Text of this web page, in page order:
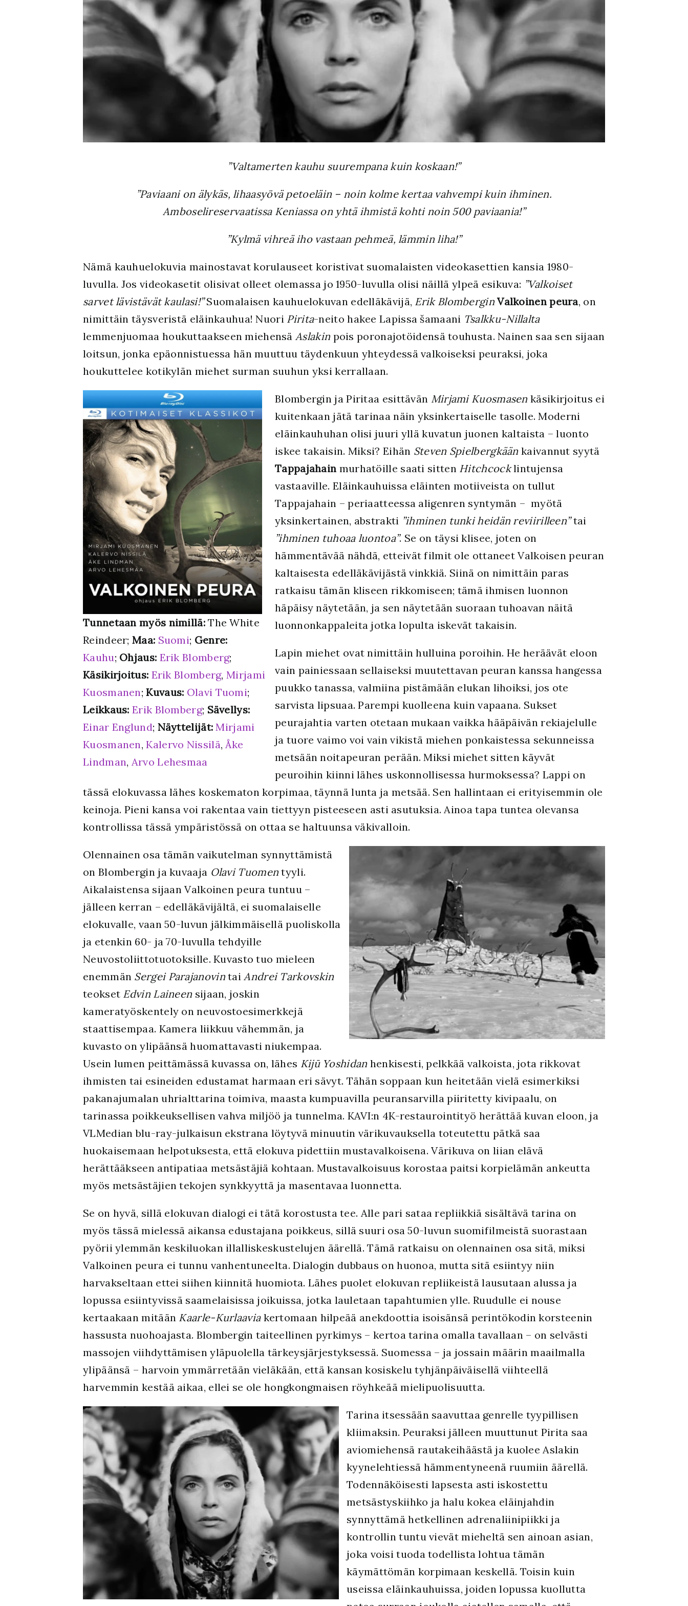
”Valtamerten kauhu suurempana kuin koskaan!”
”Paviaani on älykäs, lihaasyövä petoeläin – noin kolme kertaa vahvempi kuin ihminen.
Amboselireservaatissa Keniassa on yhtä ihmistä kohti noin 500 paviaania!”
”Kylmä vihreä iho vastaan pehmeä, lämmin liha!”
Nämä kauhuelokuvia mainostavat korulauseet koristivat suomalaisten videokasettien kansia 1980-
luvulla. Jos videokasetit olisivat olleet olemassa jo 1950-luvulla olisi näillä ylpeä esikuva: ”Valkoiset
sarvet lävistävät kaulasi!”Suomalaisen kauhuelokuvan edelläkävijä, Erik Blombergin Valkoinen peura, on
nimittäin täysveristä eläinkauhua! Nuori Pirita-neito hakee Lapissa šamaani Tsalkku-Nillalta
lemmenjuomaa houkuttaakseen miehensä Aslakin pois poronajotöidensä touhusta. Nainen saa sen sijaan
loitsun, jonka epäonnistuessa hän muuttuu täydenkuun yhteydessä valkoiseksi peuraksi, joka
houkuttelee kotikylän miehet surman suuhun yksi kerrallaan.
Tunnetaan myös nimillä:The White
Reindeer;Maa: Suomi; Genre:
Kauhu; Ohjaus: Erik Blomberg;
Käsikirjoitus: Erik Blomberg,Mirjami
Kuosmanen;Kuvaus: Olavi Tuomi;
Leikkaus: Erik Blomberg; Sävellys:
Einar Englund; Näyttelijät:Mirjami
Kuosmanen,Kalervo Nissilä,Åke
Lindman, Arvo Lehesmaa
Blombergin ja Piritaa esittävän Mirjami Kuosmasen käsikirjoitus ei
kuitenkaan jätä tarinaa näin yksinkertaiselle tasolle. Moderni
eläinkauhuhan olisi juuri yllä kuvatun juonen kaltaista – luonto
iskee takaisin. Miksi? Eihän Steven Spielbergkään kaivannut syytä
Tappajahain murhatöille saati sitten Hitchcocklintujensa
vastaaville. Eläinkauhuissa eläinten motiiveista on tullut
Tappajahain – periaatteessa aligenren syntymän – myötä
yksinkertainen, abstrakti ”ihminen tunki heidän reviirilleen”tai
”ihminen tuhoaa luontoa”. Se on täysi klisee, joten on
hämmentävää nähdä, etteivät filmit ole ottaneet Valkoisen peuran
kaltaisesta edelläkävijästä vinkkiä. Siinä on nimittäin paras
ratkaisu tämän kliseen rikkomiseen; tämä ihmisen luonnon
häpäisy näytetään, ja sen näytetään suoraan tuhoavan näitä
luonnonkappaleita jotka lopulta iskevät takaisin.
Lapin miehet ovat nimittäin hulluina poroihin. He heräävät eloon
vain painiessaan sellaiseksi muutettavan peuran kanssa hangessa
puukko tanassa, valmiina pistämään elukan lihoiksi, jos ote
sarvista lipsuaa. Parempi kuolleena kuin vapaana. Sukset
peurajahtia varten otetaan mukaan vaikka hääpäivän rekiajelulle
ja tuore vaimo voi vain vikistä miehen ponkaistessa sekunneissa
metsään noitapeuran perään. Miksi miehet sitten käyvät
peuroihin kiinni lähes uskonnollisessa hurmoksessa? Lappi on
tässä elokuvassa lähes koskematon korpimaa, täynnä lunta ja metsää. Sen hallintaan ei erityisemmin ole
keinoja. Pieni kansa voi rakentaa vain tiettyyn pisteeseen asti asutuksia. Ainoa tapa tuntea olevansa
kontrollissa tässä ympäristössä on ottaa se haltuunsa väkivalloin.
Olennainen osa tämän vaikutelman synnyttämistä
on Blombergin ja kuvaaja Olavi Tuomen tyyli.
Aikalaistensa sijaan Valkoinen peura tuntuu –
jälleen kerran – edelläkävijältä, ei suomalaiselle
elokuvalle, vaan 50-luvun jälkimmäisellä puoliskolla
ja etenkin 60- ja 70-luvulla tehdyille
Neuvostoliittotuotoksille. Kuvasto tuo mieleen
enemmän Sergei Parajanovintai Andrei Tarkovskin
teokset Edvin Laineen sijaan, joskin
kameratyöskentely on neuvostoesimerkkejä
staattisempaa. Kamera liikkuu vähemmän, ja
kuvasto on ylipäänsä huomattavasti niukempaa.
Usein lumen peittämässä kuvassa on, lähes Kijū Yoshidan henkisesti, pelkkää valkoista, jota rikkovat
ihmisten tai esineiden edustamat harmaan eri sävyt. Tähän soppaan kun heitetään vielä esimerkiksi
pakanajumalan uhrialttarina toimiva, maasta kumpuavilla peuransarvilla piiritetty kivipaalu, on
tarinassa poikkeuksellisen vahva miljöö ja tunnelma. KAVI:n 4K-restaurointityö herättää kuvan eloon, ja
VLMedian blu-ray-julkaisun ekstrana löytyvä minuutin värikuvauksella toteutettu pätkä saa
huokaisemaan helpotuksesta, että elokuva pidettiin mustavalkoisena. Värikuva on liian elävä
herättääkseen antipatiaa metsästäjiä kohtaan. Mustavalkoisuus korostaa paitsi korpielämän ankeutta
myös metsästäjien tekojen synkkyyttä ja masentavaa luonnetta.
Se on hyvä, sillä elokuvan dialogi ei tätä korostusta tee. Alle pari sataa repliikkiä sisältävä tarina on
myös tässä mielessä aikansa edustajana poikkeus, sillä suuri osa 50-luvun suomifilmeistä suorastaan
pyörii ylemmän keskiluokan illalliskeskustelujen äärellä. Tämä ratkaisu on olennainen osa sitä, miksi
Valkoinen peura ei tunnu vanhentuneelta. Dialogin dubbaus on huonoa, mutta sitä esiintyy niin
harvakseltaan ettei siihen kiinnitä huomiota. Lähes puolet elokuvan repliikeistä lausutaan alussa ja
lopussa esiintyvissä saamelaisissa joikuissa, jotka lauletaan tapahtumien ylle. Ruudulle ei nouse
kertaakaan mitään Kaarle-Kurlaaviakertomaan hilpeää anekdoottia isoisänsä perintökodin korsteenin
hassusta nuohoajasta. Blombergin taiteellinen pyrkimys – kertoa tarina omalla tavallaan – on selvästi
massojen viihdyttämisen yläpuolella tärkeysjärjestyksessä. Suomessa – ja jossain määrin maailmalla
ylipäänsä – harvoin ymmärretään vieläkään, että kansan kosiskelu tyhjänpäiväisellä viihteellä
harvemmin kestää aikaa, ellei se ole hongkongmaisen röyhkeää mielipuolisuutta.
Tarina itsessään saavuttaa genrelle tyypillisen
kliimaksin. Peuraksi jälleen muuttunut Pirita saa
aviomiehensä rautakeihäästä ja kuolee Aslakin
kyynelehtiessä hämmentyneenä ruumiin äärellä.
Todennäköisesti lapsesta asti iskostettu
metsästyskiihko ja halu kokea eläinjahdin
synnyttämä hetkellinen adrenaliinipiikki ja
kontrollin tuntu vievät mieheltä sen ainoan asian,
joka voisi tuoda todellista lohtua tämän
käymättömän korpimaan keskellä. Toisin kuin
useissa eläinkauhuissa, joiden lopussa kuollutta